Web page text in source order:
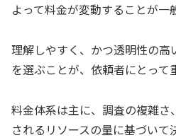
よって料金が変動することが一
理解しやすく、かつ透明性の
を選ぶことが、依頼者にとって
料金体系は主に、調査の複雑
されるリソースの量に基づいて